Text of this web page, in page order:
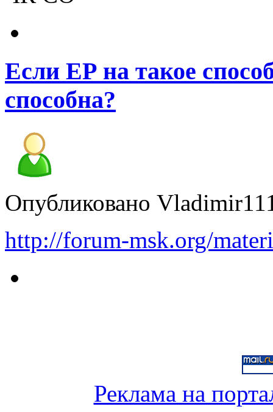
Если ЕР на такое
способна?
Опубликовано
http://forum-msk.org/
Реклама на